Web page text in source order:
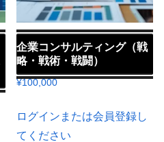
企業コンサルティング（戦
略・戦術・戦闘）
¥100,000
ログインまたは会員登録し
てください